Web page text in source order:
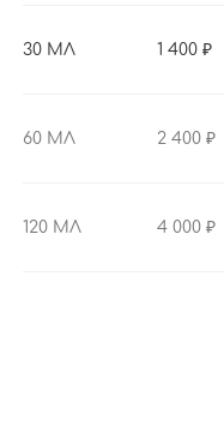
30 МЛ 1 400
60 МЛ 2 400
120 МЛ 4 000